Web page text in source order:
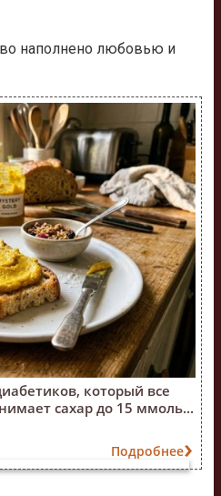
наполнено любовью и
который все
сахар до 15 ммоль...
Подробнее